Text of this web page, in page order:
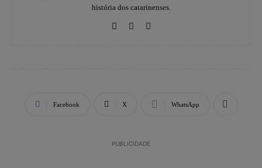
história dos catarinenses.
Facebook X WhatsApp
PUBLICIDADE